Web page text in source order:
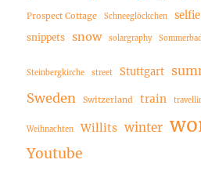
Prospect Cottage Schneeglöckchen selfie
snippets snow solargraphy
Steinbergkirche street Stuttgart
Sweden Switzerland train
Weihnachten Willits winter
Youtube